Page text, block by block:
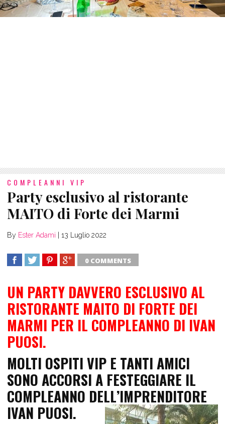
COMPLEANNI VIP
Party esclusivo al ristorante
MAITO di Forte dei Marmi
By Ester Adami 13 Luglio 2022
0 COMMENTS
UN PARTY DAVVERO ESCLUSIVO AL
RISTORANTE MAITO DI FORTE DEI
MARMI PER IL COMPLEANNO DI IVAN
PUOSI.
MOLTI OSPITI VIP E TANTI AMICI
SONO ACCORSI A FESTEGGIARE IL
COMPLEANNO DELL’IMPRENDITORE
IVAN PUOSI.